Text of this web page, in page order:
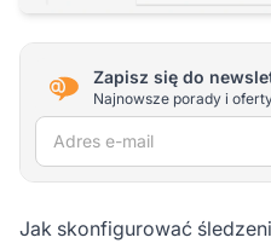
Zapisz się do
Najnowsze porady i
Adres e-mail
Jak skonfigurować